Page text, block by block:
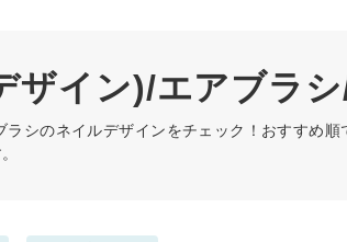
ザイン)/エアブラ
シのネイルデザインをチェック！おすすめ